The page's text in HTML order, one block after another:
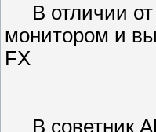
В отличии от
монитором и
FX
В советник